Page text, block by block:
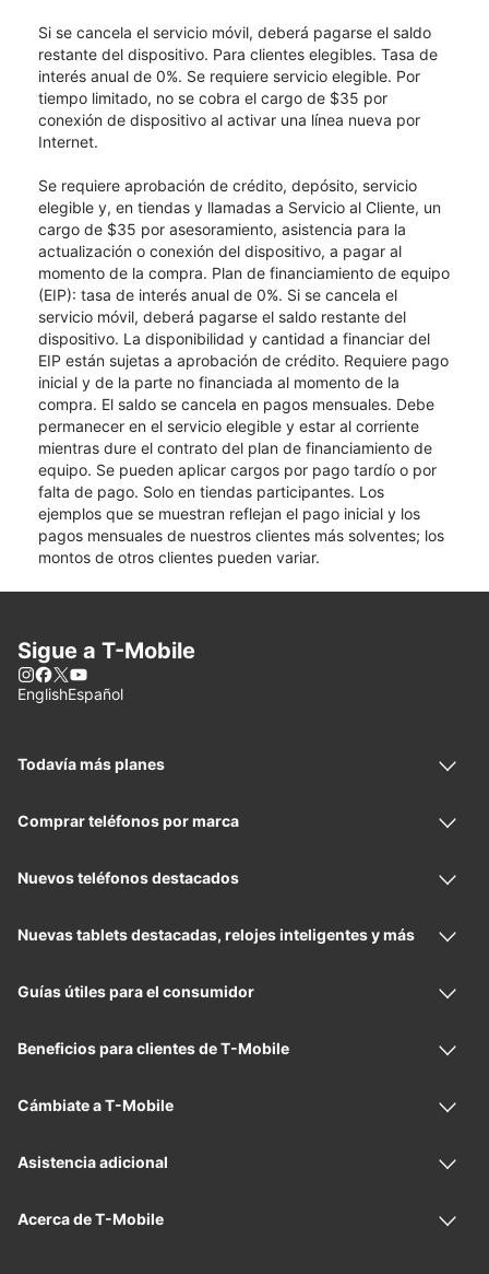
Si se cancela el servicio móvil, deberá pagarse el saldo
restante del dispositivo. Para clientes elegibles. Tasa de
interés anual de 0%. Se requiere servicio elegible. Por
tiempo limitado, no se cobra el cargo de $35 por
conexión de dispositivo al activar una línea nueva por
Internet.
Se requiere aprobación de crédito, depósito, servicio
elegible y, en tiendas y llamadas a Servicio al Cliente, un
cargo de $35 por asesoramiento, asistencia para la
actualización o conexión del dispositivo, a pagar al
momento de la compra. Plan de financiamiento de equipo
(EIP): tasa de interés anual de 0%. Si se cancela el
servicio móvil, deberá pagarse el saldo restante del
dispositivo. La disponibilidad y cantidad a financiar del
EIP están sujetas a aprobación de crédito. Requiere pago
inicial y de la parte no financiada al momento de la
compra. El saldo se cancela en pagos mensuales. Debe
permanecer en el servicio elegible y estar al corriente
mientras dure el contrato del plan de financiamiento de
equipo. Se pueden aplicar cargos por pago tardío o por
falta de pago. Solo en tiendas participantes. Los
ejemplos que se muestran reflejan el pago inicial y los
pagos mensuales de nuestros clientes más solventes; los
montos de otros clientes pueden variar.